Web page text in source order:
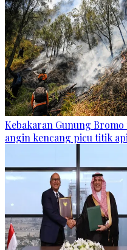
Kebakaran Gunung
angin kencang picu titik